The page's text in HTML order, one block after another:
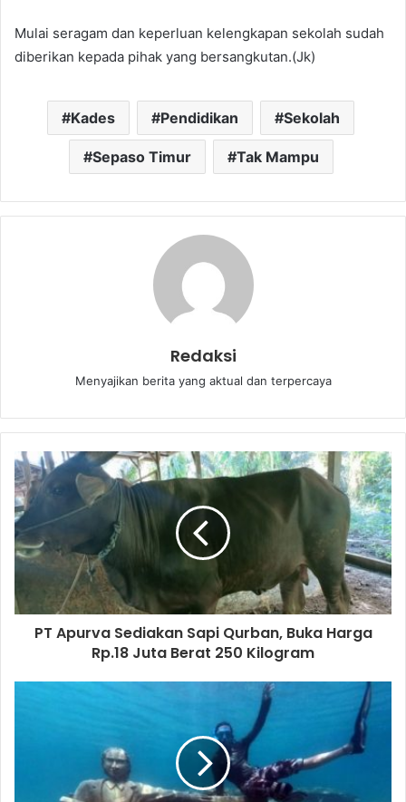
Mulai seragam dan keperluan kelengkapan sekolah sudah
diberikan kepada pihak yang bersangkutan.(Jk)
Kades Pendidikan Sekolah
Sepaso Timur Tak Mampu
Redaksi
Menyajikan berita yang aktual dan terpercaya
PT Apurva Sediakan Sapi Qurban, Buka Harga
Rp.18 Juta Berat 250 Kilogram